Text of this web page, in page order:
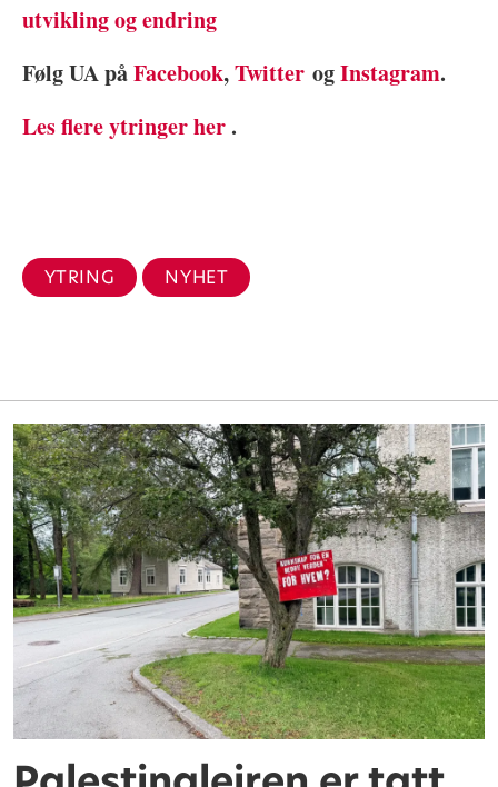
utvikling og endring
Følg UA påFacebook,TwitterogInstagram.
Les flere ytringer her .
YTRING NYHET